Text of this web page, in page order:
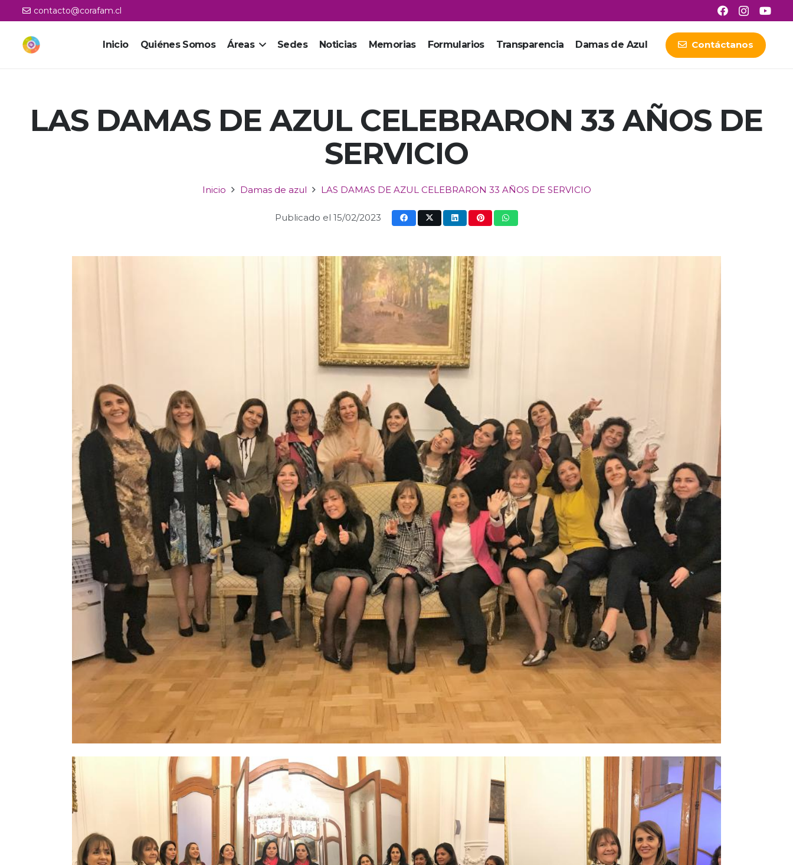
contacto@corafam.cl
Inicio Quiénes Somos Áreas Sedes Noticias Memorias Formularios Transparencia Damas de Azul Contáctanos
LAS DAMAS DE AZUL CELEBRARON 33 AÑOS DE
SERVICIO
Inicio Damas de azul LAS DAMAS DE AZUL CELEBRARON 33 AÑOS DE SERVICIO
Publicado el15/02/2023